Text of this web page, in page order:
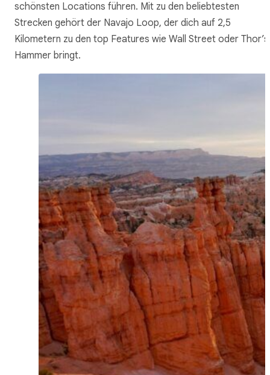
schönsten Locations führen. Mit zu den beliebtesten
Strecken gehört der Navajo Loop, der dich auf 2,5
Kilometern zu den top Features wie Wall Street oder Thor’s
Hammer bringt.